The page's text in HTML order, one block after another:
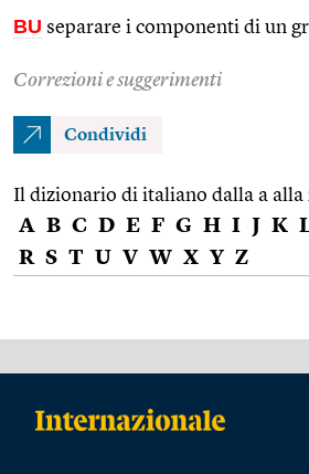
BU separare i componenti di un
Correzioni e suggerimenti
Condividi
Il dizionario di italiano dalla a alla
A B C D E F G H I J K
R S T U V W X Y Z